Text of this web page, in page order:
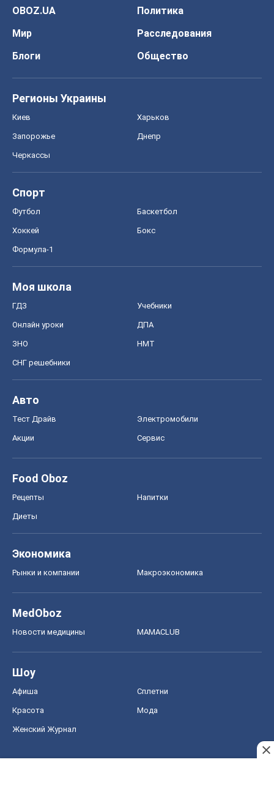
OBOZ.UA
Политика
Мир
Расследования
Блоги
Общество
Регионы Украины
Киев Харьков
Запорожье Днепр
Черкассы
Спорт
Футбол Баскетбол
Хоккей Бокс
Формула-1
Моя школа
ГДЗ Учебники
Онлайн уроки ДПА
ЗНО НМТ
СНГ решебники
Авто
Тест Драйв Электромобили
Акции Сервис
Food Oboz
Рецепты Напитки
Диеты
Экономика
Рынки и компании Mакроэкономика
MedOboz
Новости медицины MAMACLUB
Шоу
Афиша Сплетни
Красота Мода
Женский Журнал